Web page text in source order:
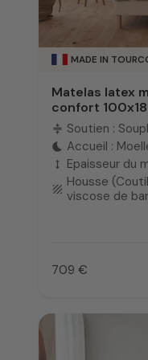
MADE IN
Matelas latex
confort
compress Soutien :
bedtime Accueil :
height Epaisseur du
texture Housse
viscose de
Prix
709 €